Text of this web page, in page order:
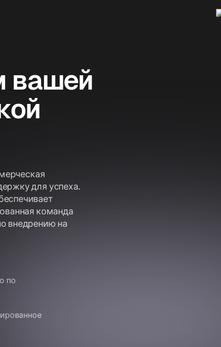
вашей
для успеха.
команда
внедрению на
по